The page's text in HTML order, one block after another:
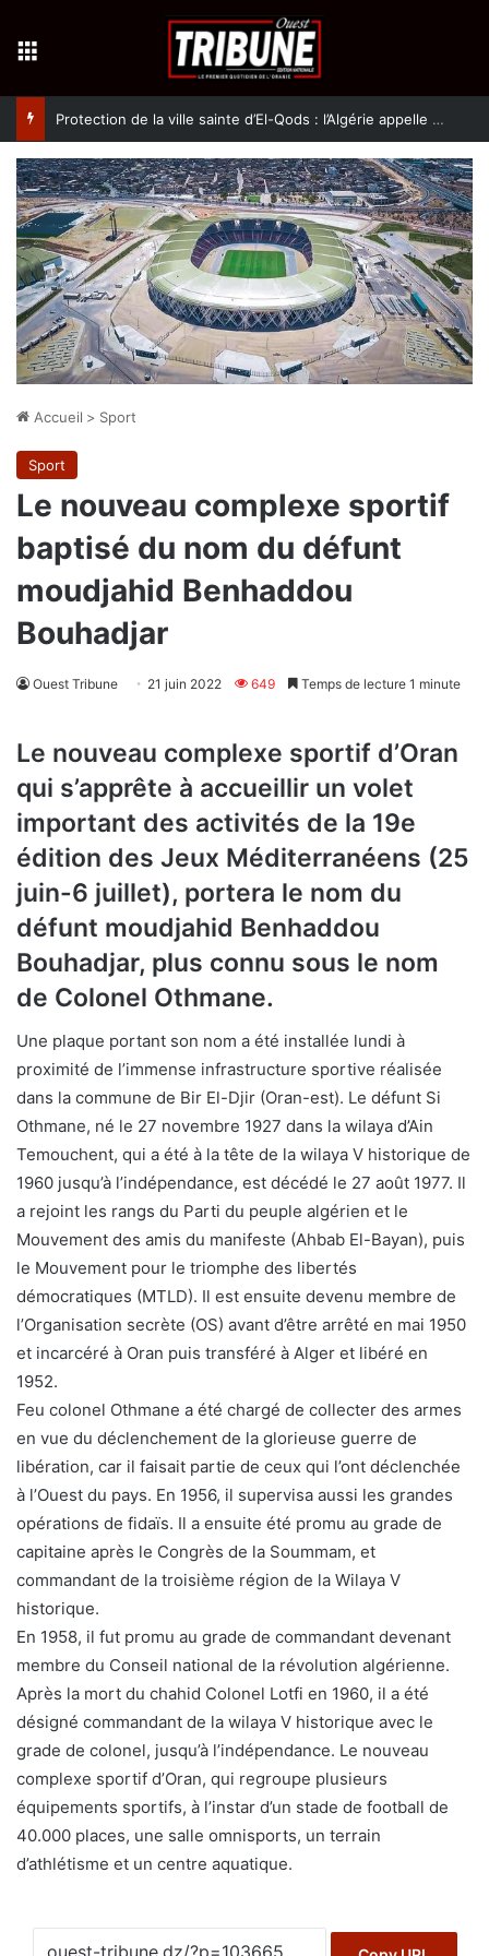
Protection de la ville sainte d’El-Qods : l’Algérie appelle à une action collective
Accueil > Sport
Sport
Le nouveau complexe sportif
baptisé du nom du défunt
moudjahid Benhaddou
Bouhadjar
Ouest Tribune 21 juin 2022 649 Temps de lecture 1 minute
Le nouveau complexe sportif d’Oran
qui s’apprête à accueillir un volet
important des activités de la 19e
édition des Jeux Méditerranéens (25
juin-6 juillet), portera le nom du
défunt moudjahid Benhaddou
Bouhadjar, plus connu sous le nom
de Colonel Othmane.
Une plaque portant son nom a été installée lundi à
proximité de l’immense infrastructure sportive réalisée
dans la commune de Bir El-Djir (Oran-est). Le défunt Si
Othmane, né le 27 novembre 1927 dans la wilaya d’Ain
Temouchent, qui a été à la tête de la wilaya V historique de
1960 jusqu’à l’indépendance, est décédé le 27 août 1977. Il
a rejoint les rangs du Parti du peuple algérien et le
Mouvement des amis du manifeste (Ahbab El-Bayan), puis
le Mouvement pour le triomphe des libertés
démocratiques (MTLD). Il est ensuite devenu membre de
l’Organisation secrète (OS) avant d’être arrêté en mai 1950
et incarcéré à Oran puis transféré à Alger et libéré en
1952.
Feu colonel Othmane a été chargé de collecter des armes
en vue du déclenchement de la glorieuse guerre de
libération, car il faisait partie de ceux qui l’ont déclenchée
à l’Ouest du pays. En 1956, il supervisa aussi les grandes
opérations de fidaïs. Il a ensuite été promu au grade de
capitaine après le Congrès de la Soummam, et
commandant de la troisième région de la Wilaya V
historique.
En 1958, il fut promu au grade de commandant devenant
membre du Conseil national de la révolution algérienne.
Après la mort du chahid Colonel Lotfi en 1960, il a été
désigné commandant de la wilaya V historique avec le
grade de colonel, jusqu’à l’indépendance. Le nouveau
complexe sportif d’Oran, qui regroupe plusieurs
équipements sportifs, à l’instar d’un stade de football de
40.000 places, une salle omnisports, un terrain
d’athlétisme et un centre aquatique.